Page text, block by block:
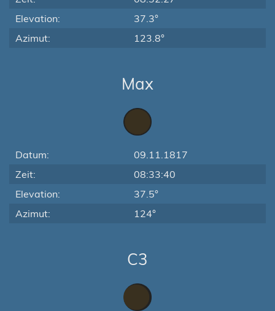
Elevation:
37.3°
Azimut:
123.8°
Max
Datum:
09.11.1817
Zeit:
08:33:40
Elevation:
37.5°
Azimut:
124°
C3